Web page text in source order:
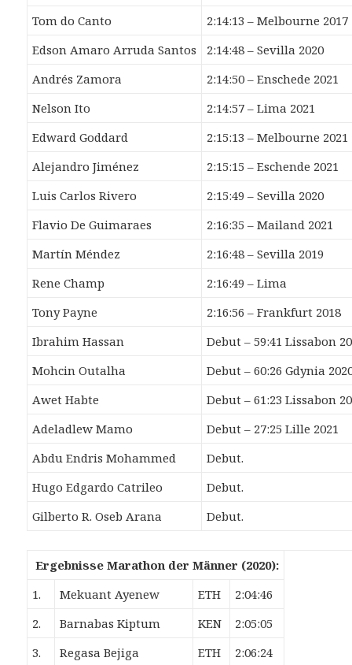
Tom do Canto
2:14:13 – Melbourne 2017
Edson Amaro Arruda Santos
2:14:48 – Sevilla 2020
Andrés Zamora
2:14:50 – Enschede 2021
Nelson Ito
2:14:57 – Lima 2021
Edward Goddard
2:15:13 – Melbourne 2021
Alejandro Jiménez
2:15:15 – Eschende 2021
Luis Carlos Rivero
2:15:49 – Sevilla 2020
Flavio De Guimaraes
2:16:35 – Mailand 2021
Martín Méndez
2:16:48 – Sevilla 2019
Rene Champ
2:16:49 – Lima
Tony Payne
2:16:56 – Frankfurt 2018
Ibrahim Hassan
Debut – 59:41 Lissabon
Mohcin Outalha
Debut – 60:26 Gdynia
Awet Habte
Debut – 61:23 Lissabon
Adeladlew Mamo
Debut – 27:25 Lille 2021
Abdu Endris Mohammed
Debut.
Hugo Edgardo Catrileo
Debut.
Gilberto R. Oseb Arana
Debut.
Ergebnisse Marathon der Männer (2020):
1.
Mekuant Ayenew ETH
2:04:46
2.
Barnabas Kiptum KEN
2:05:05
3.
Regasa Bejiga ETH
2:06:24